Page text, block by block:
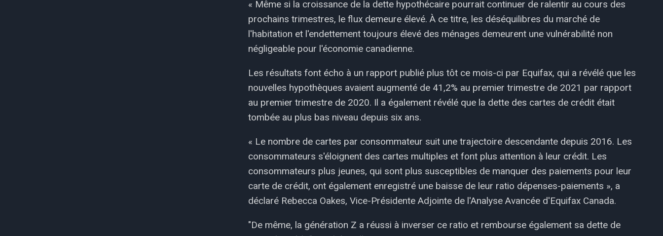
« Même si la croissance de la dette hypothécaire pourrait continuer de ralentir au cours des
prochains trimestres, le flux demeure élevé. À ce titre, les déséquilibres du marché de
l'habitation et l'endettement toujours élevé des ménages demeurent une vulnérabilité non
négligeable pour l'économie canadienne.
Les résultats font écho à un rapport publié plus tôt ce mois-ci par Equifax, qui a révélé que les
nouvelles hypothèques avaient augmenté de 41,2% au premier trimestre de 2021 par rapport
au premier trimestre de 2020. Il a également révélé que la dette des cartes de crédit était
tombée au plus bas niveau depuis six ans.
« Le nombre de cartes par consommateur suit une trajectoire descendante depuis 2016. Les
consommateurs s'éloignent des cartes multiples et font plus attention à leur crédit. Les
consommateurs plus jeunes, qui sont plus susceptibles de manquer des paiements pour leur
carte de crédit, ont également enregistré une baisse de leur ratio dépenses-paiements », a
déclaré Rebecca Oakes, Vice-Présidente Adjointe de l'Analyse Avancée d'Equifax Canada.
"De même, la génération Z a réussi à inverser ce ratio et rembourse également sa dette de